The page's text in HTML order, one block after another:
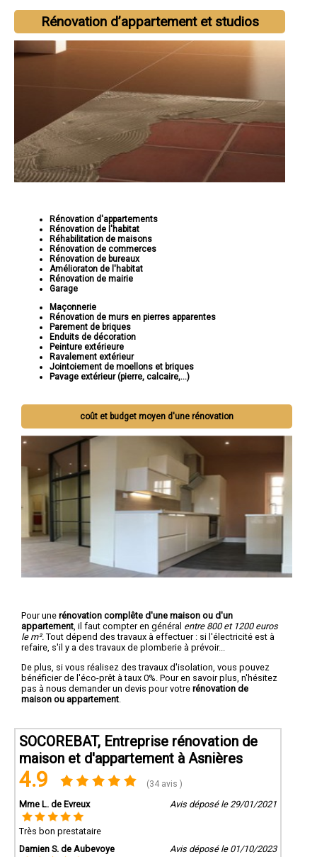
Rénovation d’appartement et studios
Rénovation d'appartements
Rénovation de l'habitat
Réhabilitation de maisons
Rénovation de commerces
Rénovation de bureaux
Amélioraton de l'habitat
Rénovation de mairie
Garage
Maçonnerie
Rénovation de murs en pierres apparentes
Parement de briques
Enduits de décoration
Peinture extérieure
Ravalement extérieur
Jointoiement de moellons et briques
Pavage extérieur (pierre, calcaire,...)
coût et budget moyen d'une rénovation
Pour une rénovation complête d'une maison ou d'un
appartement , il faut compter en général entre 800 et 1200 euros
le m². Tout dépend des travaux à effectuer : si l'électricité est à
refaire, s'il y a des travaux de plomberie à prévoir...
De plus, si vous réalisez des travaux d'isolation, vous pouvez
bénéficier de l'éco-prêt à taux 0%. Pour en savoir plus, n'hésitez
pas à nous demander un devis pour votre rénovation de
maison ou appartement
SOCOREBAT, Entreprise rénovation de
maison et d'appartement à Asnières
4.9 (34 avis )
Mme L. de Evreux Avis déposé le 29/01/2021
Très bon prestataire
Damien S. de Aubevoye
Avis déposé le 01/10/2023